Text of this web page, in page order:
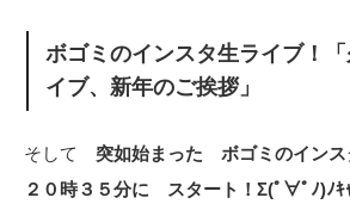
ボゴミのインスタ生ライブ！
イブ、新年のご挨拶」
そして 突如始まった ボゴミのインス
２０時３５分に スタート！Σ(ﾟ∀ﾟﾉ)ﾉｷ